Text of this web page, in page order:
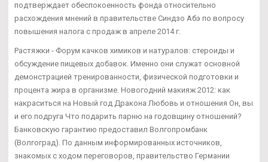
подтверждает обеспокоенность фонда относительно
расхождения мнений в правительстве Синдзо Абэ по вопросу
повышения налога с продаж в апреле 2014 г.
Растяжки - Форум качков химиков и натуралов: стероиды и
обсуждение пищевых добавок. Именно они служат основной
демонстрацией тренированности, физической подготовки и
процента жира в организме. Новогодний макияж 2012: как
накраситься на Новый год Дракона Любовь и отношения Он, вы
и его подруга Что подарить парню на годовщину отношений?
Банковскую гарантию предоставил Волгопромбанк
(Волгоград). По данным информированных источников,
знакомых с ходом переговоров, правительство Германии